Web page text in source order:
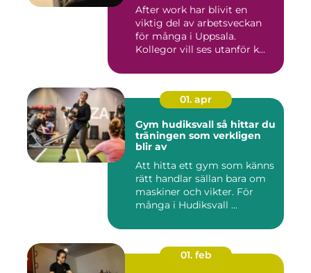
After work har blivit en
viktig del av arbetsveckan
för många i Uppsala.
Kollegor vill ses utanför k...
01. apr
Gym hudiksvall så hittar du
träningen som verkligen
blir av
Att hitta ett gym som känns
rätt handlar sällan bara om
maskiner och vikter. För
många i Hudiksvall ...
01. feb